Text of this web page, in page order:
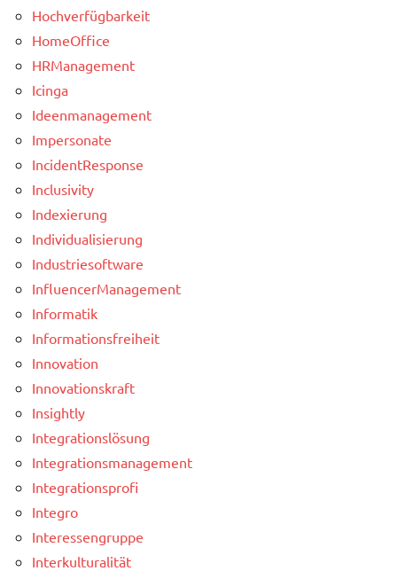
Hochverfügbarkeit
HomeOffice
HRManagement
Icinga
Ideenmanagement
Impersonate
IncidentResponse
Inclusivity
Indexierung
Individualisierung
Industriesoftware
InfluencerManagement
Informatik
Informationsfreiheit
Innovation
Innovationskraft
Insightly
Integrationslösung
Integrationsmanagement
Integrationsprofi
Integro
Interessengruppe
Interkulturalität